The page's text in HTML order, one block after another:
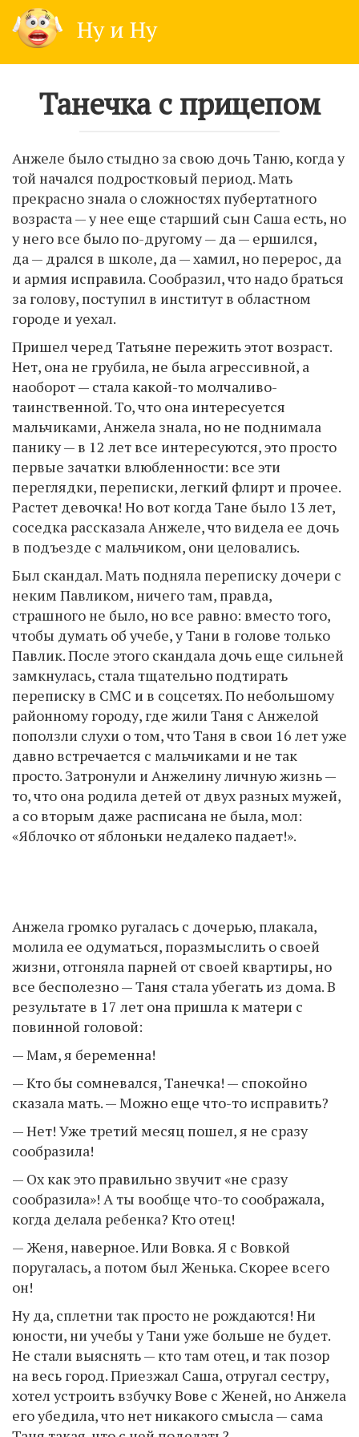
content
Ну и Ну
Танечка с прицепом
Анжеле было стыдно за свою дочь Таню, когда у
той начался подростковый период. Мать
прекрасно знала о сложностях пубертатного
возраста — у нее еще старший сын Саша есть, но
у него все было по-другому — да — ершился,
да — дрался в школе, да — хамил, но перерос, да
и армия исправила. Сообразил, что надо браться
за голову, поступил в институт в областном
городе и уехал.
Пришел черед Татьяне пережить этот возраст.
Нет, она не грубила, не была агрессивной, а
наоборот — стала какой-то молчаливо-
таинственной. То, что она интересуется
мальчиками, Анжела знала, но не поднимала
панику — в 12 лет все интересуются, это просто
первые зачатки влюбленности: все эти
переглядки, переписки, легкий флирт и прочее.
Растет девочка! Но вот когда Тане было 13 лет,
соседка рассказала Анжеле, что видела ее дочь
в подъезде с мальчиком, они целовались.
Был скандал. Мать подняла переписку дочери с
неким Павликом, ничего там, правда,
страшного не было, но все равно: вместо того,
чтобы думать об учебе, у Тани в голове только
Павлик. После этого скандала дочь еще сильней
замкнулась, стала тщательно подтирать
переписку в СМС и в соцсетях. По небольшому
районному городу, где жили Таня с Анжелой
поползли слухи о том, что Таня в свои 16 лет уже
давно встречается с мальчиками и не так
просто. Затронули и Анжелину личную жизнь —
то, что она родила детей от двух разных мужей,
а со вторым даже расписана не была, мол:
«Яблочко от яблоньки недалеко падает!».
Анжела громко ругалась с дочерью, плакала,
молила ее одуматься, поразмыслить о своей
жизни, отгоняла парней от своей квартиры, но
все бесполезно — Таня стала убегать из дома. В
результате в 17 лет она пришла к матери с
повинной головой:
— Мам, я беременна!
— Кто бы сомневался, Танечка! — спокойно
сказала мать. — Можно еще что-то исправить?
— Нет! Уже третий месяц пошел, я не сразу
сообразила!
— Ох как это правильно звучит «не сразу
сообразила»! А ты вообще что-то соображала,
когда делала ребенка? Кто отец!
— Женя, наверное. Или Вовка. Я с Вовкой
поругалась, а потом был Женька. Скорее всего
он!
Ну да, сплетни так просто не рождаются! Ни
юности, ни учебы у Тани уже больше не будет.
Не стали выяснять — кто там отец, и так позор
на весь город. Приезжал Саша, отругал сестру,
хотел устроить взбучку Вове с Женей, но Анжела
его убедила, что нет никакого смысла — сама